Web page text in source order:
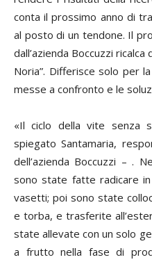
conta il prossimo anno di
al posto di un tendone. Il
dall’azienda Boccuzzi ricalca
Noria”. Differisce solo per
messe a confronto e le
«Il ciclo della vite senza
spiegato Santamaria,
dell’azienda Boccuzzi – .
sono state fatte radicare
vasetti; poi sono state
e torba, e trasferite
state allevate con un solo
a frutto nella fase di